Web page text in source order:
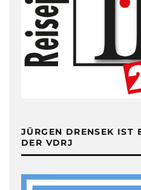
DER VDRJ